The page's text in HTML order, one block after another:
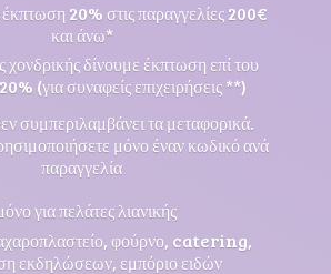
20% στις παραγγελίες 200€
και άνω*
χονδρικής δίνουμε έκπτωση επί του
(για συναφείς επιχειρήσεις **)
συμπεριλαμβάνει τα μεταφορικά.
μόνο έναν κωδικό ανά
παραγγελία
για πελάτες λιανικής
φούρνο, catering,
εκδηλώσεων, εμπόριο ειδών